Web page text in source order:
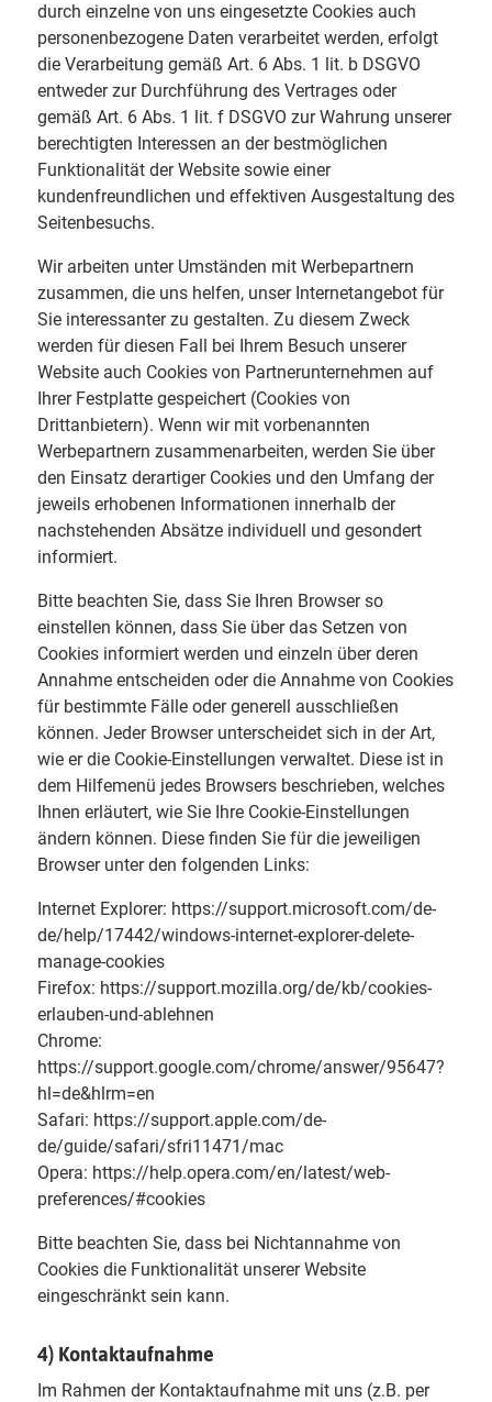
durch einzelne von uns eingesetzte Cookies auch
personenbezogene Daten verarbeitet werden, erfolgt
die Verarbeitung gemäß Art. 6 Abs. 1 lit. b DSGVO
entweder zur Durchführung des Vertrages oder
gemäß Art. 6 Abs. 1 lit. f DSGVO zur Wahrung unserer
berechtigten Interessen an der bestmöglichen
Funktionalität der Website sowie einer
kundenfreundlichen und effektiven Ausgestaltung des
Seitenbesuchs.
Wir arbeiten unter Umständen mit Werbepartnern
zusammen, die uns helfen, unser Internetangebot für
Sie interessanter zu gestalten. Zu diesem Zweck
werden für diesen Fall bei Ihrem Besuch unserer
Website auch Cookies von Partnerunternehmen auf
Ihrer Festplatte gespeichert (Cookies von
Drittanbietern). Wenn wir mit vorbenannten
Werbepartnern zusammenarbeiten, werden Sie über
den Einsatz derartiger Cookies und den Umfang der
jeweils erhobenen Informationen innerhalb der
nachstehenden Absätze individuell und gesondert
informiert.
Bitte beachten Sie, dass Sie Ihren Browser so
einstellen können, dass Sie über das Setzen von
Cookies informiert werden und einzeln über deren
Annahme entscheiden oder die Annahme von Cookies
für bestimmte Fälle oder generell ausschließen
können. Jeder Browser unterscheidet sich in der Art,
wie er die Cookie-Einstellungen verwaltet. Diese ist in
dem Hilfemenü jedes Browsers beschrieben, welches
Ihnen erläutert, wie Sie Ihre Cookie-Einstellungen
ändern können. Diese finden Sie für die jeweiligen
Browser unter den folgenden Links:
Internet Explorer: https://support.microsoft.com/de-
de/help/17442/windows-internet-explorer-delete-
manage-cookies
Firefox: https://support.mozilla.org/de/kb/cookies-
erlauben-und-ablehnen
Chrome:
https://support.google.com/chrome/answer/95647?
hl=de&hlrm=en
Safari: https://support.apple.com/de-
de/guide/safari/sfri11471/mac
Opera: https://help.opera.com/en/latest/web-
preferences/#cookies
Bitte beachten Sie, dass bei Nichtannahme von
Cookies die Funktionalität unserer Website
eingeschränkt sein kann.
4) Kontaktaufnahme
Im Rahmen der Kontaktaufnahme mit uns (z.B. per